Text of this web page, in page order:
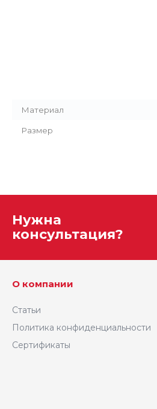
Материал
Размер
Нужна
консультация?
О компании
Статьи
Политика конфиденциальности
Сертификаты